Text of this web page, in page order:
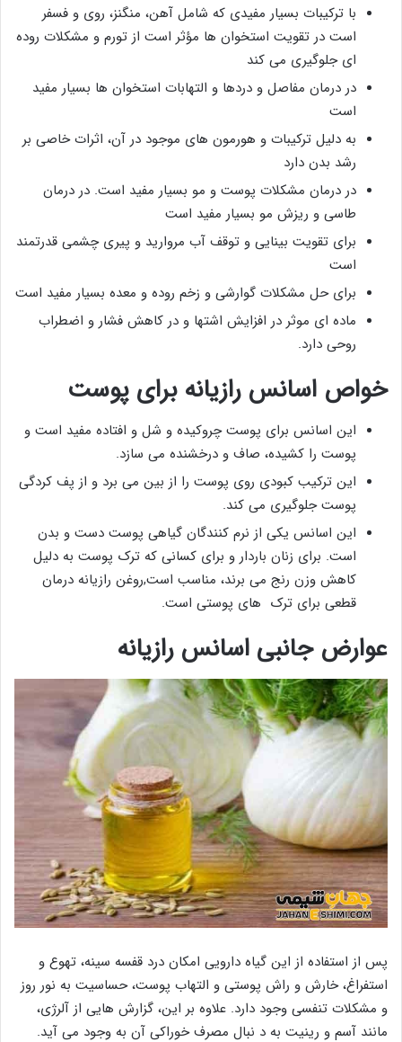
با ترکیبات بسیار مفیدی که شامل آهن، منگنز، روی و فسفر
است در تقویت استخوان ها مؤثر است از تورم و مشکلات روده
ای جلوگیری می کند
در درمان مفاصل و دردها و التهابات استخوان ها بسیار مفید
است
به دلیل ترکیبات و هورمون های موجود در آن، اثرات خاصی بر
رشد بدن دارد
در درمان مشکلات پوست و مو بسیار مفید است. در درمان
طاسی و ریزش مو بسیار مفید است
برای تقویت بینایی و توقف آب مروارید و پیری چشمی قدرتمند
است
برای حل مشکلات گوارشی و زخم روده و معده بسیار مفید است
ماده ای موثر در افزایش اشتها و در کاهش فشار و اضطراب
روحی دارد.
خواص اسانس رازیانه برای پوست
این اسانس برای پوست چروکیده و شل و افتاده مفید است و
پوست را کشیده، صاف و درخشنده می سازد.
این ترکیب کبودی روی پوست را از بین می برد و از پف کردگی
پوست جلوگیری می کند.
این اسانس یکی از نرم کنندگان گیاهی پوست دست و بدن
است. برای زنان باردار و برای کسانی که ترک پوست به دلیل
کاهش وزن رنج می برند، مناسب است,روغن رازیانه درمان
قطعی برای ترک های پوستی است.
عوارض جانبی اسانس رازیانه
پس از استفاده از این گیاه دارویی امکان درد قفسه سینه، تهوع و
استفراغ، خارش و راش پوستی و التهاب پوست، حساسیت به نور روز
و مشکلات تنفسی وجود دارد. علاوه بر این، گزارش هایی از آلرژی،
مانند آسم و رینیت به د نبال مصرف خوراکی آن به وجود می آید.